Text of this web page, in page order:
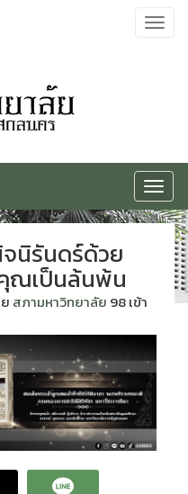
Toggle
Toggle
นิรันดร์ด้วย
ณเป็นล้นพ้น
สภามหาวิทยาลัย 98 เข้า